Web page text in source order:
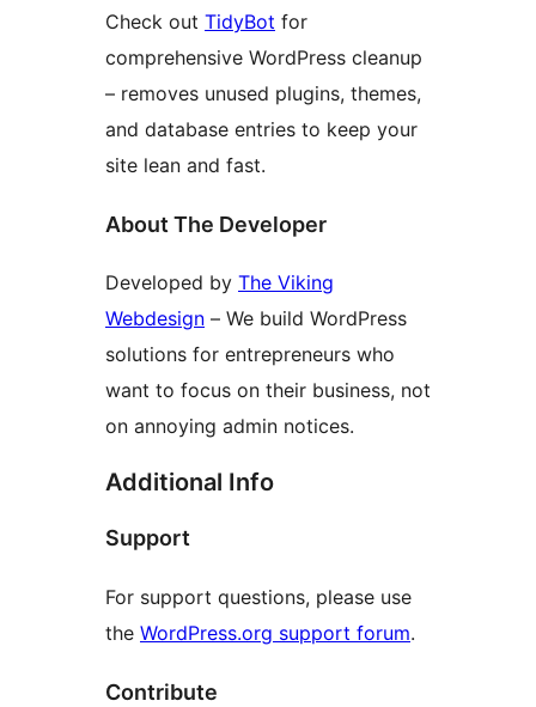
Check out TidyBot for
comprehensive WordPress cleanup
– removes unused plugins, themes,
and database entries to keep your
site lean and fast.
About The Developer
Developed by The Viking
Webdesign – We build WordPress
solutions for entrepreneurs who
want to focus on their business, not
on annoying admin notices.
Additional Info
Support
For support questions, please use
the WordPress.org support forum.
Contribute